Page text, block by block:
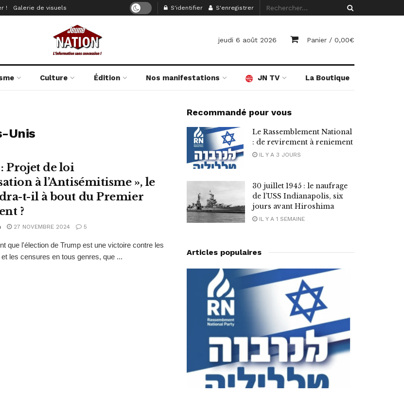
! Galerie de visuels S'identifier S'enregistrer
jeudi 6 août 2026 Panier / 0,00€
Culture Édition Nos manifestations JN TV La Boutique
Unis
Projet de loi
à l’Antisémitisme », le
t-il à bout du Premier
?
27 NOVEMBRE 2024 5
que l'élection de Trump est une victoire contre les
les censures en tous genres, que ...
Recommandé pour vous
Le Rassemblement National
: de revirement à reniement
IL Y A 3 JOURS
30 juillet 1945 : le naufrage
de l’USS Indianapolis, six
jours avant Hiroshima
IL Y A 1 SEMAINE
Articles populaires